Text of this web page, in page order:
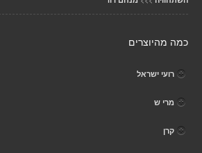
כמה מהיוצרים
רועי ישראל
מרי ש
קרן